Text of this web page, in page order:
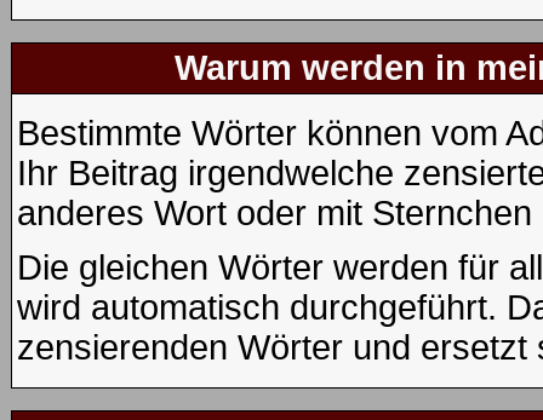
Warum werden in
Bestimmte Wörter können vom
Ihr Beitrag irgendwelche
anderes Wort oder mit
Die gleichen Wörter werden für
wird automatisch durchgeführt.
zensierenden Wörter und ersetzt